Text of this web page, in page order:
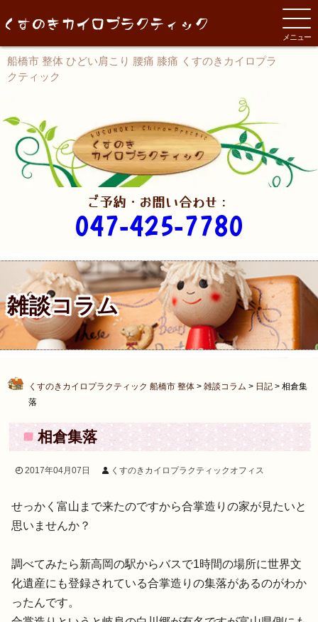
船橋市 整体 ひどい肩こり 腰痛 膝痛 くすのきカイロプラ
クティック
ご予約・お問い合わせ：
047-425-7780
雑談コラム
くすのきカイロプラクティック 船橋市 整体 > 雑談コラム > 日記 > 相倉集
落
相倉集落
2017年04月07日 くすのきカイロプラクティックオフィス
せっかく富山まで来たのですから合掌造りの家が見たいと
思いませんか？
調べてみたら新高岡の駅からバスで1時間の場所に世界文
化遺産にも登録されている合掌造りの集落があるのがわか
ったんです。
メニュー